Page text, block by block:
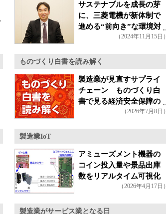
サステナブルを成長の芽
に、三菱電機が新体制で
進める“前向き”な環境対
（2024年11月15日）
ものづくり白書を読み解く
製造業が見直すサプライ
チェーン ものづくり白
書で見る経済安全保障の
（2026年7月8日）
製造業IoT
アミューズメント機器の
コイン投入量や景品出庫
数をリアルタイム可視化
（2026年4月17日）
製造業がサービス業となる日